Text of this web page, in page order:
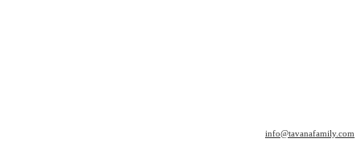
info@tavanafamily.com